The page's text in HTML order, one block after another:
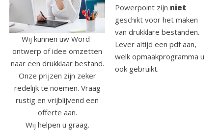
Wij kunnen uw Word-
ontwerp of idee omzetten
naar een drukklaar bestand.
Onze prijzen zijn zeker
redelijk te noemen. Vraag
rustig en vrijblijvend een
offerte aan.
Wij helpen u graag.
Powerpoint zijn niet
geschikt voor het maken
van drukklare bestanden.
Lever altijd een pdf aan,
welk opmaakprogramma u
ook gebruikt.